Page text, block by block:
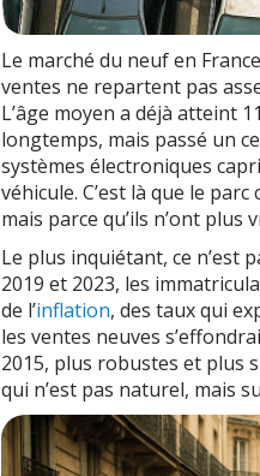
Le marché du neuf en
ventes ne repartent pas
L’âge moyen a déjà atteint
longtemps, mais passé un
systèmes électroniques
véhicule. C’est là que le
mais parce qu’ils n’ont plus
Le plus inquiétant, ce n’est
2019 et 2023, les
de l’inflation, des taux qui
les ventes neuves
2015, plus robustes et plus
qui n’est pas naturel, mais